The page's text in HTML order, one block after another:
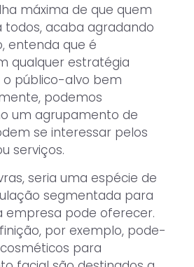
máxima de que quem
acaba agradando
entenda que é
qualquer estratégia
público-alvo bem
podemos
um agrupamento de
se interessar pelos
serviços.
seria uma espécie de
segmentada para
empresa pode oferecer.
por exemplo, pode-
para